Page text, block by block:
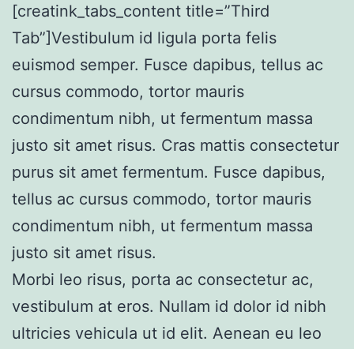
[creatink_tabs_content title=”Third
Tab”]Vestibulum id ligula porta felis
euismod semper. Fusce dapibus, tellus ac
cursus commodo, tortor mauris
condimentum nibh, ut fermentum massa
justo sit amet risus. Cras mattis consectetur
purus sit amet fermentum. Fusce dapibus,
tellus ac cursus commodo, tortor mauris
condimentum nibh, ut fermentum massa
justo sit amet risus.
Morbi leo risus, porta ac consectetur ac,
vestibulum at eros. Nullam id dolor id nibh
ultricies vehicula ut id elit. Aenean eu leo